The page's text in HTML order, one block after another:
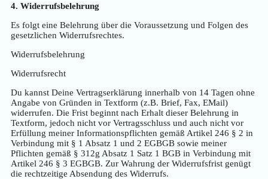
4. Widerrufsbelehrung
Es folgt eine Belehrung über die Voraussetzung und Folgen des
gesetzlichen Widerrufsrechtes.
Widerrufsbelehrung
Widerrufsrecht
Du kannst Deine Vertragserklärung innerhalb von 14 Tagen ohne
Angabe von Gründen in Textform (z.B. Brief, Fax, EMail)
widerrufen. Die Frist beginnt nach Erhalt dieser Belehrung in
Textform, jedoch nicht vor Vertragsschluss und auch nicht vor
Erfüllung meiner Informationspflichten gemäß Artikel 246 § 2 in
Verbindung mit § 1 Absatz 1 und 2 EGBGB sowie meiner
Pflichten gemäß § 312g Absatz 1 Satz 1 BGB in Verbindung mit
Artikel 246 § 3 EGBGB. Zur Wahrung der Widerrufsfrist genügt
die rechtzeitige Absendung des Widerrufs.